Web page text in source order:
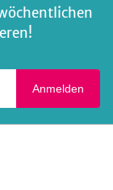
Anmelden